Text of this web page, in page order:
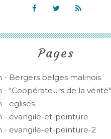
Pages
- Bergers belges malinois
- "Coopérateurs de la vérité"
- eglises
- evangile-et-peinture
- evangile-et-peinture-2